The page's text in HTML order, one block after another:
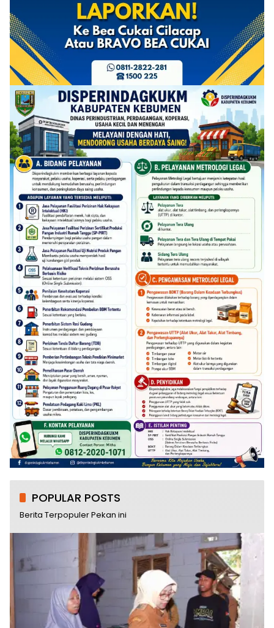
POPULAR POSTS
Berita Terpopuler Pekan ini